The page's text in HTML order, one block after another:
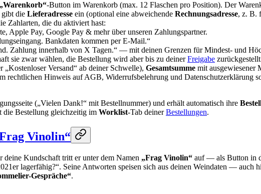
„Warenkorb“-Button im Warenkorb (max. 12 Flaschen pro Position). Der
die Lieferadresse ein (optional eine abweichende Rechnungsadresse, z. B.
Zahlarten, die du aktiviert hast:
Apple Pay, Google Pay & mehr über unseren Zahlungspartner.
Bankdaten kommen per E-Mail.“
Zahlung innerhalb von X Tagen.“ — mit deinen Grenzen für Mindest- und
sie zwar wählen, die Bestellung wird aber bis zu deinerFreigabe
„Kostenloser Versand“ ab deiner Schwelle), Gesamtsumme mit ausgewiesener
rechtlichen Hinweis auf AGB, Widerrufsbelehrung und Datenschutzerklärung
(„Vielen Dank!“ mit Bestellnummer) und erhält automatisch ihre
die Bestellung gleichzeitig im Worklist-Tab deinerBestellungen.
Vinolin“
deine Kundschaft tritt er unter dem Namen „Frag Vinolin“ auf — als Button in
lagerfähig?“. Seine Antworten speisen sich aus deinen Weindaten — auch
Gespräche“.